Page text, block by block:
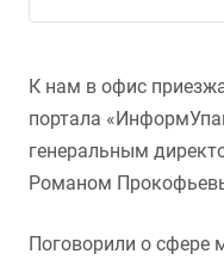
К нам в офис
портала
генеральным
Романом
Поговорили о сфере